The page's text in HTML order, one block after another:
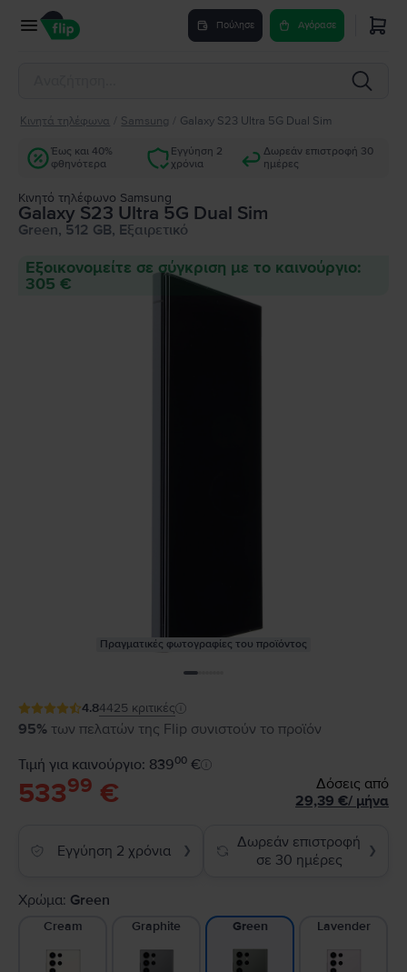
Πούλησε Αγόρασε
Κινητά τηλέφωνα Samsung Galaxy S23 Ultra 5G Dual Sim
Έως και 40%
φθηνότερα
Εγγύηση 2
χρόνια
Δωρεάν επιστροφή 30
ημέρες
Κινητό τηλέφωνο Samsung
Galaxy S23 Ultra 5G Dual Sim
Green, 512 GB, Εξαιρετικό
Εξοικονομείτε σε σύγκριση με το καινούργιο:
305 €
Πραγματικές φωτογραφίες του προϊόντος
4.84425 κριτικές
95% των πελατών της Flip συνιστούν το προϊόν
Τιμή για καινούργιο: 83900 €
53399 €
Δόσεις από
29,39 €/ μήνα
Εγγύηση 2 χρόνια ❯
Δωρεάν επιστροφή
σε 30 ημέρες
❯
Χρώμα: Green
Cream Graphite Green Lavender